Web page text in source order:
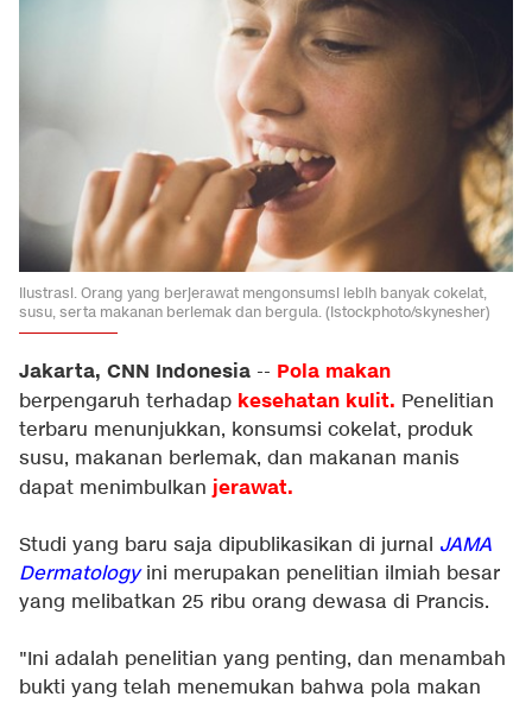
Ilustrasi. Orang yang berjerawat mengonsumsi lebih banyak cokelat,
susu, serta makanan berlemak dan bergula. (Istockphoto/skynesher)
Jakarta, CNN Indonesia -- Pola makan
berpengaruh terhadap kesehatan kulit. Penelitian
terbaru menunjukkan, konsumsi cokelat, produk
susu, makanan berlemak, dan makanan manis
dapat menimbulkan jerawat.
Studi yang baru saja dipublikasikan di jurnal JAMA
Dermatologyini merupakan penelitian ilmiah besar
yang melibatkan 25 ribu orang dewasa di Prancis.
"Ini adalah penelitian yang penting, dan menambah
bukti yang telah menemukan bahwa pola makan